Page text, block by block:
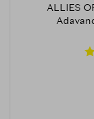
ALLIES